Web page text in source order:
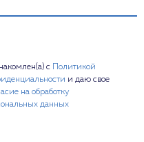
с
Политикой
и даю свое
на обработку
данных